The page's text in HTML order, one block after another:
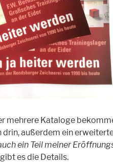
mehrere Kataloge
außerdem ein
ein Teil meiner
es die Details.